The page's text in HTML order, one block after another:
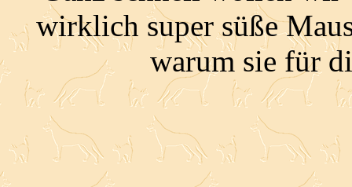
wirklich super süße
warum sie für